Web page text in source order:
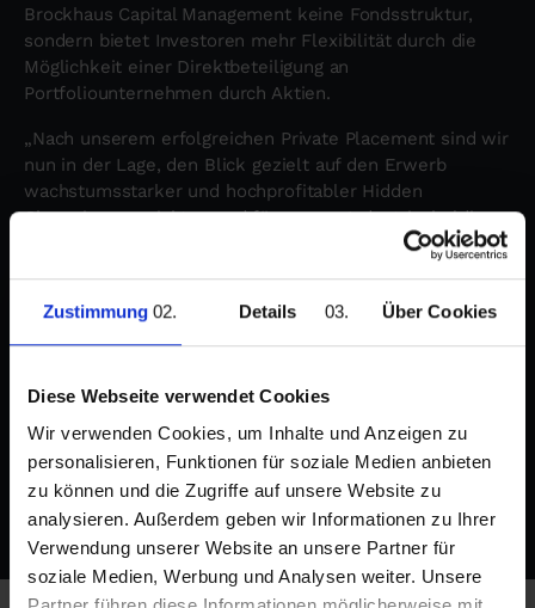
Zustimmung Details Über Cookies
Diese Webseite verwendet Cookies
Wir verwenden Cookies, um Inhalte und Anzeigen zu
personalisieren, Funktionen für soziale Medien anbieten
zu können und die Zugriffe auf unsere Website zu
analysieren. Außerdem geben wir Informationen zu Ihrer
Verwendung unserer Website an unsere Partner für
soziale Medien, Werbung und Analysen weiter. Unsere
Brockhaus Capital Management keine Fondsstruktur,
sondern bietet Investoren mehr Flexibilität durch die
Möglichkeit einer Direktbeteiligung an
Portfoliounternehmen durch Aktien.
„Nach unserem erfolgreichen Private Placement sind wir
nun in der Lage, den Blick gezielt auf den Erwerb
wachstumsstarker und hochprofitabler Hidden
Champions zu richten und für unsere Industrie-holding
ein attraktives Unternehmens-Portfolio aufzubauen“,
Brockhaus Capital Management AG. „Die bisherige
Entwicklung von Brockhaus Capital Management verlief
sogar schneller, als wir erwarten durften. Für das
im Hinblick auf einen möglichen Börsengang“, ergänzt
Brockhaus.